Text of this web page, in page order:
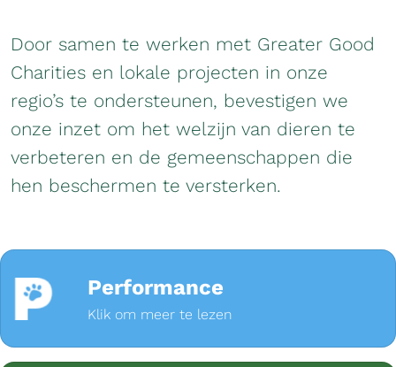
Door samen te werken met Greater Good
Charities en lokale projecten in onze
regio’s te ondersteunen, bevestigen we
onze inzet om het welzijn van dieren te
verbeteren en de gemeenschappen die
hen beschermen te versterken.
Performance
Klik om meer te lezen